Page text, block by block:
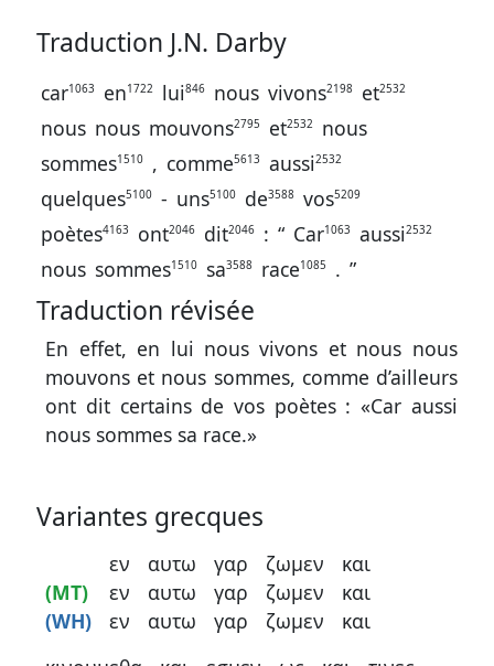
Traduction J.N. Darby
car1063 en1722 lui846 nous vivons2198 et2532
nous nous mouvons2795 et2532
nous
sommes1510 , comme5613 aussi2532
quelques5100 - uns5100 de3588 vos5209
poètes4163 ont2046 dit2046 : “ Car1063 aussi2532
nous sommes1510 sa3588 race1085 . ”
Traduction révisée
En effet, en lui nous vivons et nous nous
mouvons et nous sommes, comme d’ailleurs
ont dit certains de vos poètes : «Car aussi
nous sommes sa race.»
Variantes grecques
(MT)
(WH)
εν
εν
εν
αυτω
αυτω
αυτω
γαρ
γαρ
γαρ
ζωμεν
ζωμεν
ζωμεν
και
και
και
site